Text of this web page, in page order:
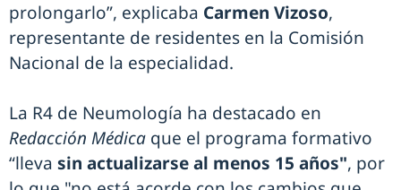
prolongarlo”, explicaba Carmen Vizoso,
representante de residentes en la Comisión
Nacional de la especialidad.
La R4 de Neumología ha destacado en
Redacción Médica que el programa formativo
“lleva sin actualizarse al menos 15 años", por